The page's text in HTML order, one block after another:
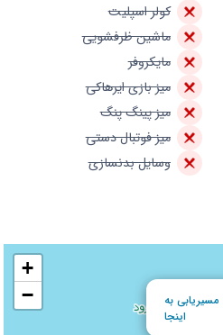
کولر اسپلیت
ماشین ظرفشویی
مایکروفر
میز بازی ایرهاکی
میز پینگ پنگ
میز فوتبال دستی
وسایل بدنسازی
مسیریابی به
اینجا
+
−